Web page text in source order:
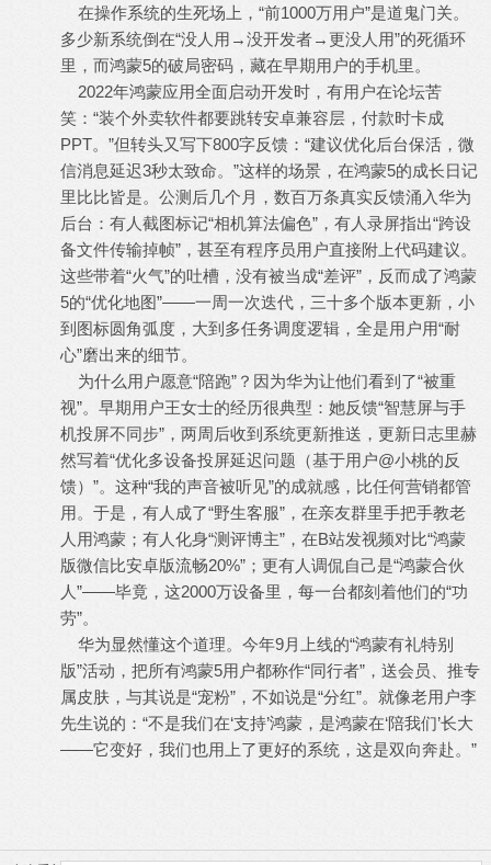
在操作系统的生死场上，“前1000万用户”是道鬼门关。
多少新系统倒在“没人用→没开发者→更没人用”的死循环
里，而鸿蒙5的破局密码，藏在早期用户的手机里。
2022年鸿蒙应用全面启动开发时，有用户在论坛苦
笑：“装个外卖软件都要跳转安卓兼容层，付款时卡成
PPT。”但转头又写下800字反馈：“建议优化后台保活，微
信消息延迟3秒太致命。”这样的场景，在鸿蒙5的成长日记
里比比皆是。公测后几个月，数百万条真实反馈涌入华为
后台：有人截图标记“相机算法偏色”，有人录屏指出“跨设
备文件传输掉帧”，甚至有程序员用户直接附上代码建议。
这些带着“火气”的吐槽，没有被当成“差评”，反而成了鸿蒙
5的“优化地图”——一周一次迭代，三十多个版本更新，小
到图标圆角弧度，大到多任务调度逻辑，全是用户用“耐
心”磨出来的细节。
为什么用户愿意“陪跑”？因为华为让他们看到了“被重
视”。早期用户王女士的经历很典型：她反馈“智慧屏与手
机投屏不同步”，两周后收到系统更新推送，更新日志里赫
然写着“优化多设备投屏延迟问题（基于用户@小桃的反
馈）”。这种“我的声音被听见”的成就感，比任何营销都管
用。于是，有人成了“野生客服”，在亲友群里手把手教老
人用鸿蒙；有人化身“测评博主”，在B站发视频对比“鸿蒙
版微信比安卓版流畅20%”；更有人调侃自己是“鸿蒙合伙
人”——毕竟，这2000万设备里，每一台都刻着他们的“功
劳”。
华为显然懂这个道理。今年9月上线的“鸿蒙有礼特别
版”活动，把所有鸿蒙5用户都称作“同行者”，送会员、推专
属皮肤，与其说是“宠粉”，不如说是“分红”。就像老用户李
先生说的：“不是我们在‘支持’鸿蒙，是鸿蒙在‘陪我们’长大
——它变好，我们也用上了更好的系统，这是双向奔赴。”